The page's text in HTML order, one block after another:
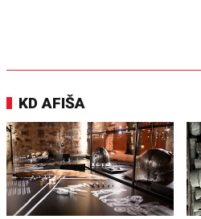
KD AFIŠA